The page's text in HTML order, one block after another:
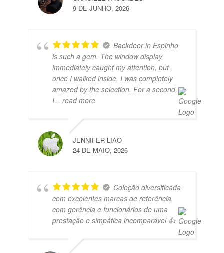
9 DE JUNHO, 2026
Backdoor in Espinho
is such a gem. The window display
immediately caught my attention, but
once I walked inside, I was completely
amazed by the selection. For a second,
I... read more
JENNIFER LIAO
24 DE MAIO, 2026
Coleção diversificada
com excelentes marcas de referência
com gerência e funcionários de uma
prestação e simpática incomparável 👍